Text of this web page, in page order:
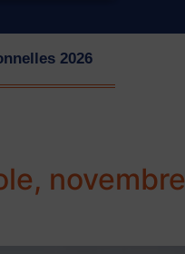
2026
novembre